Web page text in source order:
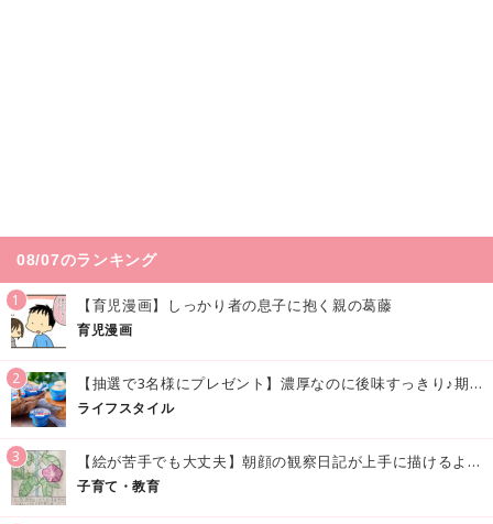
08/07のランキング
1 【育児漫画】しっかり者の息子に抱く親の葛藤
育児漫画
2 【抽選で3名様にプレゼント】濃厚なのに後味すっきり♪期間限定の「メイトーのなめらかプリン カルピス®入りソース」で夏を味わおう！
ライフスタイル
3 【絵が苦手でも大丈夫】朝顔の観察日記が上手に描けるようになる方法｜イラスト付き
子育て・教育